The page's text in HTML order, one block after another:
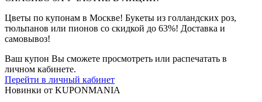
Цветы по купонам в Москве! Букеты из голландских роз,
тюльпанов или пионов со скидкой до 63%! Доставка и
самовывоз!
Ваш купон Вы сможете просмотреть или распечатать в
личном кабинете.
Перейти в личный кабинет
Новинки от KUPONMANIA